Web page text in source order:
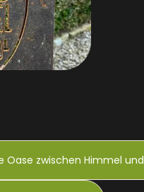
Oase zwischen Himmel